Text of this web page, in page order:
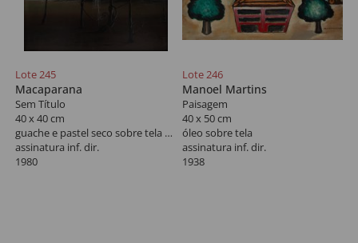
Lote 245
Macaparana
Sem Título
40 x 40 cm
guache e pastel seco sobre tela colada em madeira
assinatura inf. dir.
1980
Lote 246
Manoel Martins
Paisagem
40 x 50 cm
óleo sobre tela
assinatura inf. dir.
1938